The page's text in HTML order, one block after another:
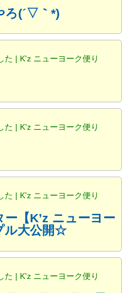
ろ(´▽｀*)
た | K'z ニューヨーク便り
た | K'z ニューヨーク便り
た | K'z ニューヨーク便り
【K’z ニューヨー
ル大公開☆
た | K'z ニューヨーク便り